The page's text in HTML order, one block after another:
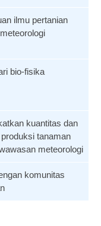
ilmu pertanian
bio-fisika
kuantitas dan
tanaman
meteorologi
komunitas